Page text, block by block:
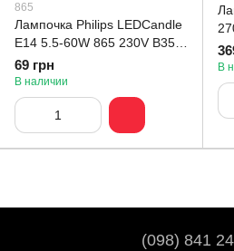
865
Лампочка Philips LEDCandle
E14 5.5-60W 865 230V B35
ND ESS
69 грн
В наличии
В
(098) 841